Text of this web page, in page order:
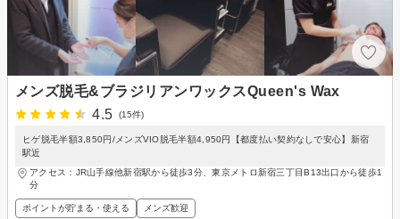
メンズ脱毛&ブラジリアンワックスQueen's Wax
4.5
(15件)
ヒゲ脱毛半額3,850円/メンズVIO脱毛半額4,950円【都度払い契約なしで安心】新宿
駅近
アクセス：JR山手線他新宿駅から徒歩3分、東京メトロ新宿三丁目B13出口から徒歩1
分
ポイントが貯まる・使える メンズ歓迎